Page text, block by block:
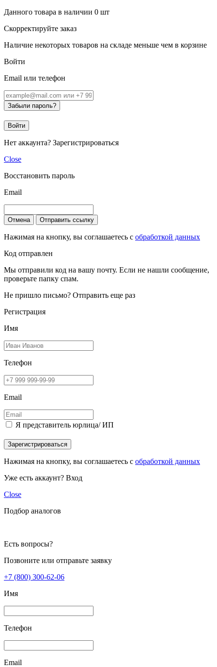
Данного товара в наличии 0 шт
Скорректируйте заказ
Наличие некоторых товаров на складе меньше чем в корзине
Войти
Email или телефон
Забыли пароль?
Войти
Нет аккаунта? Зарегистрироваться
Close
Восстановить пароль
Email
Отмена Отправить ссылку
Нажимая на кнопку, вы соглашаетесь с обработкой данных
Код отправлен
Мы отправили код на вашу почту. Если не нашли сообщение,
проверьте папку спам.
Не пришло письмо? Отправить еще раз
Регистрация
Имя
Телефон
Email
Я представитель юрлица/ ИП
Зарегистрироваться
Нажимая на кнопку, вы соглашаетесь с обработкой данных
Уже есть аккаунт? Вход
Close
Подбор аналогов
Есть вопросы?
Позвоните или отправьте заявку
+7 (800) 300-62-06
Имя
Телефон
Email